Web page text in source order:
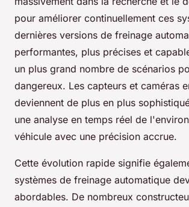
pour améliorer continuellement ces
dernières versions de freinage
performantes, plus précises et
un plus grand nombre de scénarios
dangereux. Les capteurs et caméras
deviennent de plus en plus
une analyse en temps réel de
véhicule avec une précision accrue.
Cette évolution rapide signifie
systèmes de freinage automatique
abordables. De nombreux